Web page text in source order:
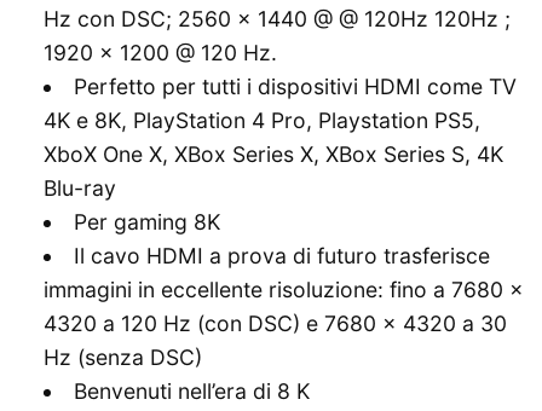
Hz con DSC; 2560 x 1440 @ @ 120Hz 120Hz ;
1920 x 1200 @ 120 Hz.
Perfetto per tutti i dispositivi HDMI come TV
4K e 8K, PlayStation 4 Pro, Playstation PS5,
XboX One X, XBox Series X, XBox Series S, 4K
Blu-ray
Per gaming 8K
Il cavo HDMI a prova di futuro trasferisce
immagini in eccellente risoluzione: fino a 7680 x
4320 a 120 Hz (con DSC) e 7680 x 4320 a 30
Hz (senza DSC)
Benvenuti nell’era di 8 K